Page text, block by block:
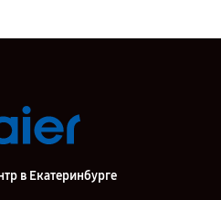
в Екатеринбурге